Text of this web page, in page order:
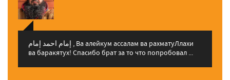
إمام احمد إمام , Ва алейкум ассалам ва рахматуЛлахи
ва баракятух! Спасибо брат за то что попробовал ...